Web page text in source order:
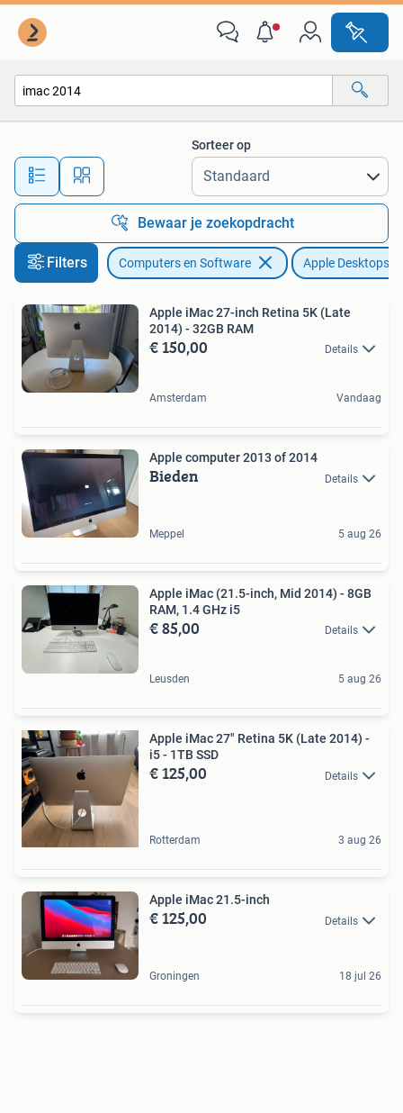
Alle afstanden…
Sorteer op
Bewaar je zoekopdracht
Filters Computers en Software Apple Desktops
Apple iMac 27-inch Retina 5K (Late
2014) - 32GB RAM
€ 150,00 Details
Amsterdam Vandaag
Apple computer 2013 of 2014
Bieden Details
Meppel 5 aug 26
Apple iMac (21.5-inch, Mid 2014) - 8GB
RAM, 1.4 GHz i5
€ 85,00 Details
Leusden 5 aug 26
Apple iMac 27" Retina 5K (Late 2014) -
i5 - 1TB SSD
€ 125,00 Details
Rotterdam 3 aug 26
Apple iMac 21.5-inch
€ 125,00 Details
Groningen 18 jul 26